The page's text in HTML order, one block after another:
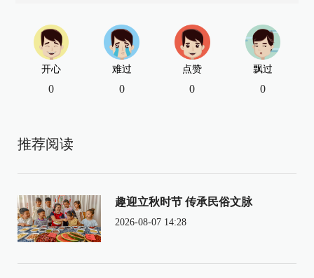
开心
0
难过
0
点赞
0
飘过
0
推荐阅读
趣迎立秋时节 传承民俗文脉
2026-08-07 14:28